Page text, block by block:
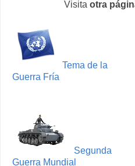
Visita otra
Tema de la
Guerra Fría
Segunda
Guerra Mundial